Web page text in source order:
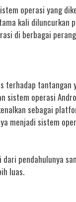
operasi yang
kali diluncurkan
di berbagai
terhadap tantangan
sistem operasi
sebagai
menjadi sistem
pendahulunya
luas.